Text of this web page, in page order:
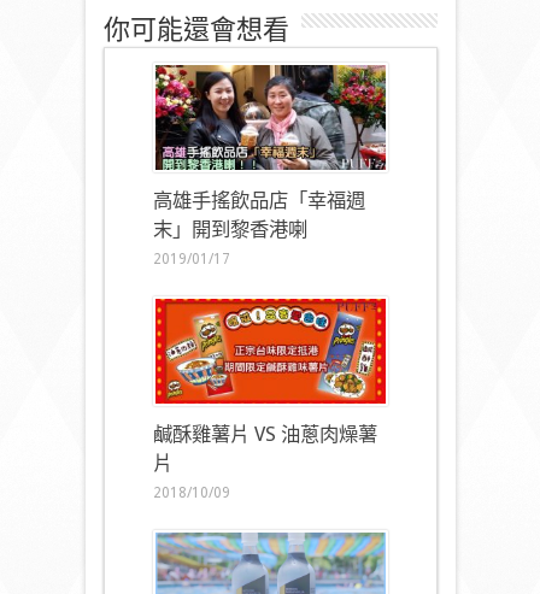
你可能還會想看
高雄手搖飲品店「幸福週
末」開到黎香港喇
2019/01/17
鹹酥雞薯片 VS 油蔥肉燥薯
片
2018/10/09